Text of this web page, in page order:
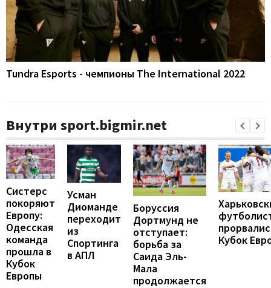
Tundra Esports - чемпионы The International 2022
Внутри sport.bigmir.net
Систерс
покоряют
Европу:
Одесская
команда
прошла в
Кубок
Европы
Усман
Диоманде
переходит
из
Спортинга
в АПЛ
Боруссия
Дортмунд не
отступает:
борьба за
Саида Эль-
Мала
продолжается
Кубок